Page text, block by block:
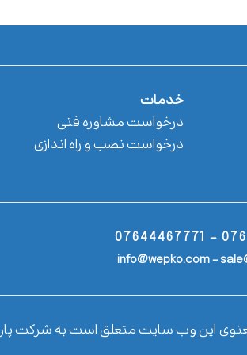
خدمات
درخواست مشاوره فنی
درخواست نصب و راه اندازی
info@wepko.com -
این وب سایت متعلق است به شرکت